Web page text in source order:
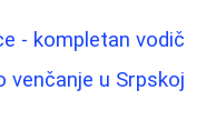
- kompletan vodič
venčanje u Srpskoj